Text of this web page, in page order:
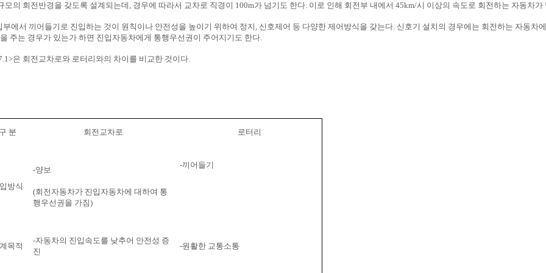
모의 회전반경을 갖도록 설계되는데, 경우에 따라서 교차로 직경이 100m가 넘기도 한다. 이로 인해 회전부 내에서 45km/시 이상의 속도로 회전하는 자동차가
부에서 끼어들기로 진입하는 것이 원칙이나 안전성을 높이기 위하여 정지, 신호제어 등 다양한 제어방식을 갖는다. 신호기 설치의 경우에는 회전하는 자동차
주는 경우가 있는가 하면 진입자동차에게 통행우선권이 주어지기도 한다.
은 회전교차로와 로터리와의 차이를 비교한 것이다.
구 분 회전교차로 로터리
방식
-양보
(회전자동차가 진입자동차에 대하여 통
행우선권을 가짐)
-끼어들기
목적
-자동차의 진입속도를 낮추어 안전성 증
진
-원활한 교통소통